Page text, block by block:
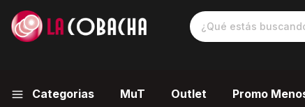
Categorias MuT Outlet Promo